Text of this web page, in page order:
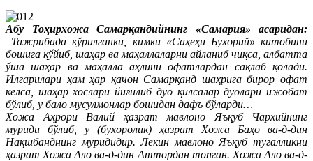
Абу Тоҳирхожа Самарқандийнинг «Самария» асаридан:
Тажрибада кўрилганки, кимки «Саҳеҳи Бухорий» китобини
бошига қўйиб, шаҳар ва маҳаллаларни айланиб чиқса, албатта
ўша шаҳар ва маҳалла аҳлини офатлардан сақлаб қолади.
Илгарилари ҳам ҳар қачон Самарқанд шаҳрига бирор офат
келса, шаҳар хослари йиғилиб дуо қилсалар дуолари ижобат
бўлиб, у бало мусулмонлар бошидан дафъ бўларди…
Хожа Аҳрори Валий ҳазрат мавлоно Яъқуб Чархийнинг
муриди бўлиб, у (бухоролик) ҳазрат Хожа Баҳо ва-д-дин
Нақшбанднинг муридидир. Лекин мавлоно Яъқуб тугалликни
ҳазрат Хожа Ало ва-д-дин Аттордан топган. Хожа Ало ва-д-